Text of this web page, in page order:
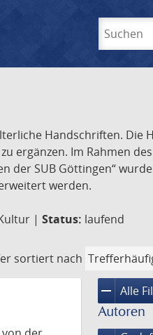
Handschriften. Die
ergänzen. Im Rahmen
der SUB Göttingen“
werden.
| Status: laufend
sortiert nach
remove Alle
Autoren